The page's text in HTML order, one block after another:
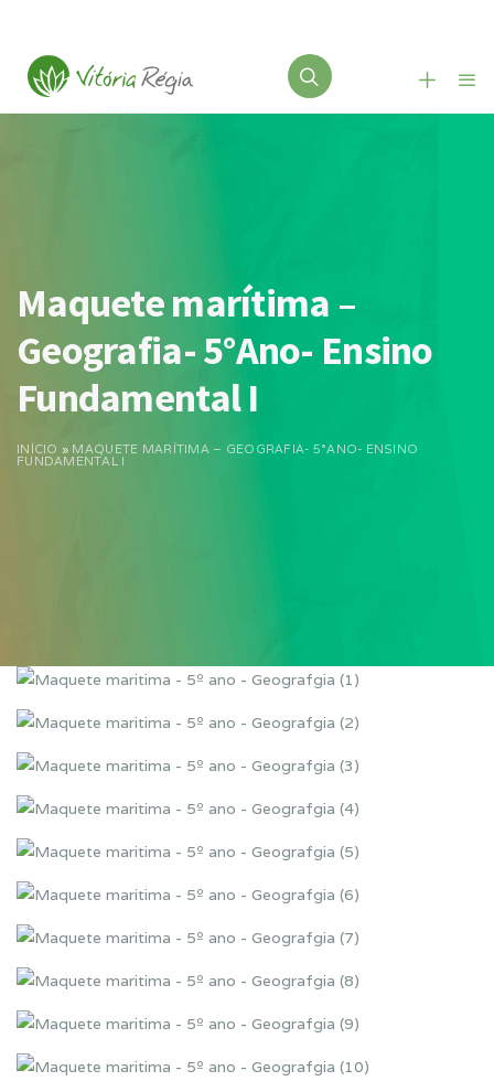
Maquete marítima –
Geografia- 5°Ano- Ensino
Fundamental I
INÍCIO » MAQUETE MARÍTIMA – GEOGRAFIA- 5°ANO- ENSINO
FUNDAMENTAL I